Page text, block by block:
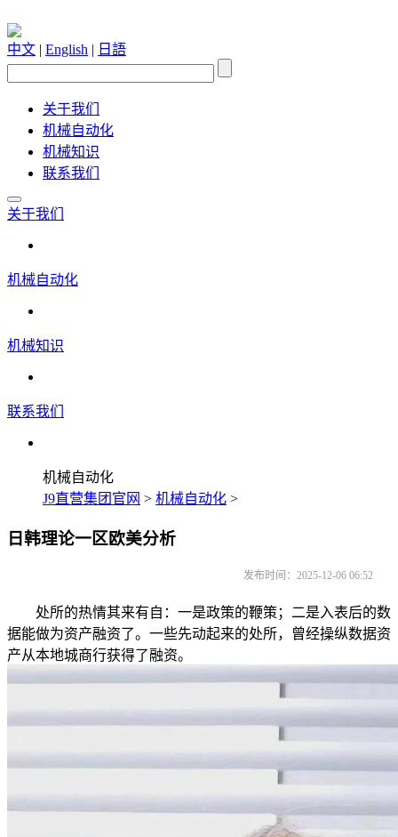
中文 | English | 日語
关于我们
机械自动化
机械知识
联系我们
关于我们
机械自动化
机械知识
联系我们
机械自动化
J9直营集团官网 > 机械自动化 >
日韩理论一区欧美分析
发布时间：2025-12-06 06:52
处所的热情其来有自：一是政策的鞭策；二是入表后的数
据能做为资产融资了。一些先动起来的处所，曾经操纵数据资
产从本地城商行获得了融资。